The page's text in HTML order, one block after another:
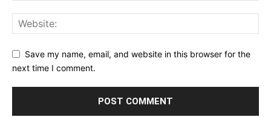
Save my name, email, and website in this browser for the
next time I comment.